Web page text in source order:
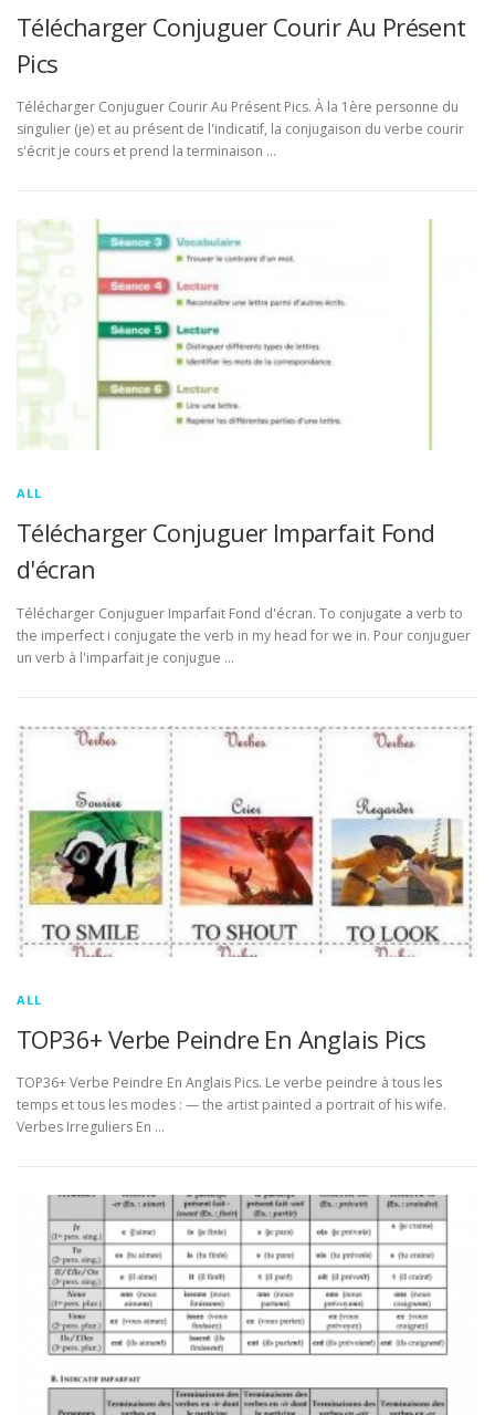
Télécharger Conjuguer Courir Au Présent
Pics
Télécharger Conjuguer Courir Au Présent Pics. À la 1ère personne du
singulier (je) et au présent de l'indicatif, la conjugaison du verbe courir
s'écrit je cours et prend la terminaison …
ALL
Télécharger Conjuguer Imparfait Fond
d'écran
Télécharger Conjuguer Imparfait Fond d'écran. To conjugate a verb to
the imperfect i conjugate the verb in my head for we in. Pour conjuguer
un verb à l'imparfait je conjugue …
ALL
TOP36+ Verbe Peindre En Anglais Pics
TOP36+ Verbe Peindre En Anglais Pics. Le verbe peindre à tous les
temps et tous les modes : — the artist painted a portrait of his wife.
Verbes Irreguliers En …